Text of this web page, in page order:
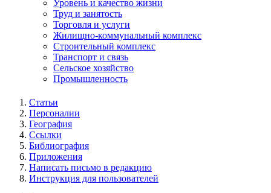
Уровень и качество жизни
Труд и занятость
Торговля и услуги
Жилищно-коммунальный комплекс
Строительный комплекс
Транспорт и связь
Сельское хозяйство
Промышленность
Статьи
Персоналии
География
Ссылки
Библиография
Приложения
Написать письмо в редакцию
Инструкция для пользователей